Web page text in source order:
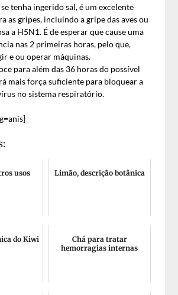
tenha ingerido sal, é um excelente
as gripes, incluindo a gripe das aves ou
a H5N1. É de esperar que cause uma
nas 2 primeiras horas, pelo que,
e ou operar máquinas.
para além das 36 horas do possível
mais força suficiente para bloquear a
no sistema respiratório.
usos Limão, descrição botânica
do Kiwi
Chá para tratar
hemorragias internas